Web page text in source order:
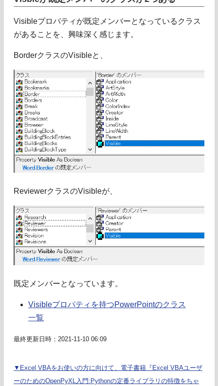
Visibleプロパティが既定メンバーとなっているクラス
があることを、興味深く感じます。
BorderクラスのVisibleと、
ReviewerクラスのVisibleが、
既定メンバーとなっています。
Visibleプロパティを持つPowerPointのクラス
一覧
最終更新日時：2021-11-10 06:09
▼Excel VBAをお使いの方に向けて、電子書籍『Excel VBAユーザ
ーのためのOpenPyXL入門:Pythonの定番ライブラリの特徴をちゃ